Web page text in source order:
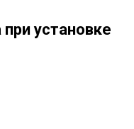
установке